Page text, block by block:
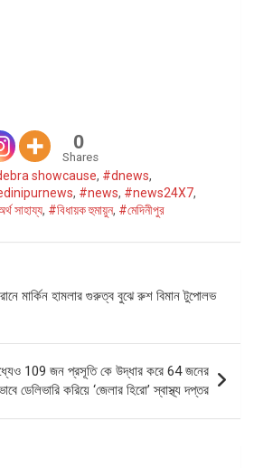
0
Shares
showcause, #dnews,
, #news, #news24X7,
সাহায্য, #বিধায়ক হুমায়ুন, #মেদিনীপুর
মার্কিন হামলার গুরুত্ব বুঝে রুশ বিমান টুপোলভ
109 জন প্রসূতি কে উদ্ধার করে 64 জনের
ডেলিভারি করিয়ে ‘জেলার হিরো’ স্বাস্থ্য দপ্তর